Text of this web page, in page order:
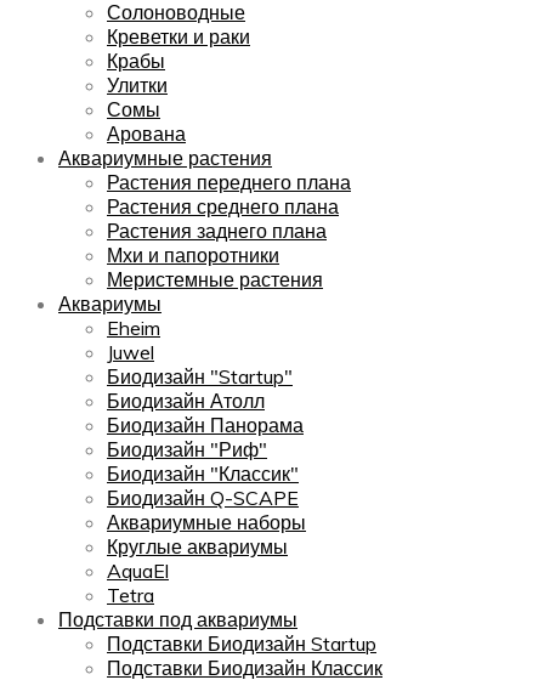
Солоноводные
Креветки и раки
Крабы
Улитки
Сомы
Арована
Аквариумные растения
Растения переднего плана
Растения среднего плана
Растения заднего плана
Мхи и папоротники
Меристемные растения
Аквариумы
Eheim
Juwel
Биодизайн "Startup"
Биодизайн Атолл
Биодизайн Панорама
Биодизайн "Риф"
Биодизайн "Классик"
Биодизайн Q-SCAPE
Аквариумные наборы
Круглые аквариумы
AquaEl
Tetra
Подставки под аквариумы
Подставки Биодизайн Startup
Подставки Биодизайн Классик